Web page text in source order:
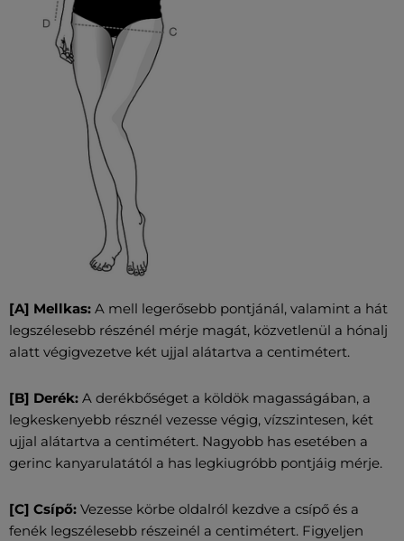
[A] Mellkas: A mell legerősebb pontjánál, valamint a hát
legszélesebb részénél mérje magát, közvetlenül a hónalj
alatt végigvezetve két ujjal alátartva a centimétert.
[B] Derék: A derékbőséget a köldök magasságában, a
legkeskenyebb résznél vezesse végig, vízszintesen, két
ujjal alátartva a centimétert. Nagyobb has esetében a
gerinc kanyarulatától a has legkiugróbb pontjáig mérje.
[C] Csípő: Vezesse körbe oldalról kezdve a csípő és a
fenék legszélesebb részeinél a centimétert. Figyeljen